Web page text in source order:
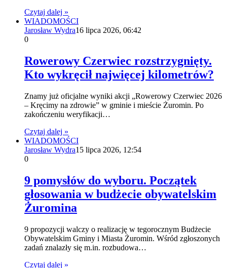
Czytaj dalej »
WIADOMOŚCI
Jarosław Wydra16 lipca 2026, 06:42
0
Rowerowy Czerwiec rozstrzygnięty.
Kto wykręcił najwięcej kilometrów?
Znamy już oficjalne wyniki akcji „Rowerowy Czerwiec 2026
– Kręcimy na zdrowie” w gminie i mieście Żuromin. Po
zakończeniu weryfikacji…
Czytaj dalej »
WIADOMOŚCI
Jarosław Wydra15 lipca 2026, 12:54
0
9 pomysłów do wyboru. Początek
głosowania w budżecie obywatelskim
Żuromina
9 propozycji walczy o realizację w tegorocznym Budżecie
Obywatelskim Gminy i Miasta Żuromin. Wśród zgłoszonych
zadań znalazły się m.in. rozbudowa…
Czytaj dalej »